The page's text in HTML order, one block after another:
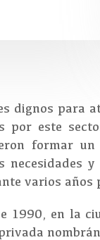
dignos para
por este
formar
necesidades
varios
1990, en la